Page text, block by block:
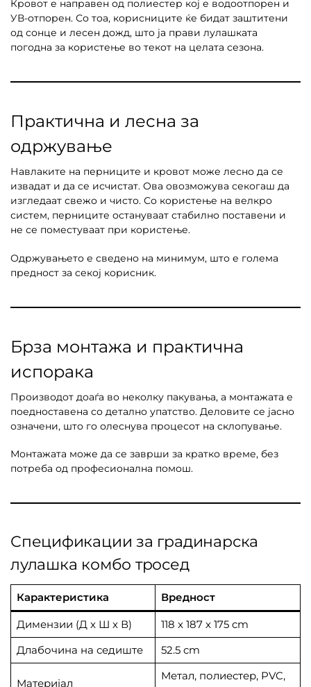
Кровот е направен од полиестер кој е водоотпорен и
УВ-отпорен. Со тоа, корисниците ќе бидат заштитени
од сонце и лесен дожд, што ја прави лулашката
погодна за користење во текот на целата сезона.
Практична и лесна за
одржување
Навлаките на перниците и кровот може лесно да се
извадат и да се исчистат. Ова овозможува секогаш да
изгледаат свежо и чисто. Со користење на велкро
систем, перниците остануваат стабилно поставени и
не се поместуваат при користење.
Одржувањето е сведено на минимум, што е голема
предност за секој корисник.
Брза монтажа и практична
испорака
Производот доаѓа во неколку пакувања, а монтажата е
поедноставена со детално упатство. Делoвите се јасно
означени, што го олеснува процесот на склопување.
Монтажата може да се заврши за кратко време, без
потреба од професионална помош.
Спецификации за градинарска
лулашка комбо тросед
Карактеристика Вредност
Димензии (Д x Ш x В)
118 x 187 x 175 cm
Длабочина на седиште
52.5 cm
Материјал
Метал, полиестер, PVC,